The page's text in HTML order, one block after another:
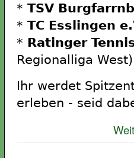
* TSV
* TC Esslingen
* Ratinger
Regionalliga West)
Ihr werdet
erleben - seid